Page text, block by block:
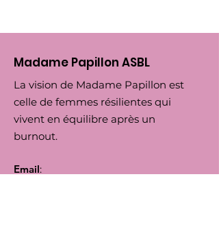
Madame Papillon ASBL
La vision de Madame Papillon est
celle de femmes résilientes qui
vivent en équilibre après un
burnout.
Email: